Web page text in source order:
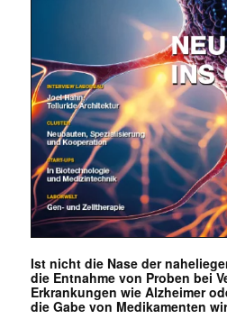
Ist nicht die Nase der
die Entnahme von Proben bei
Erkrankungen wie Alzheimer
die Gabe von Medikamenten